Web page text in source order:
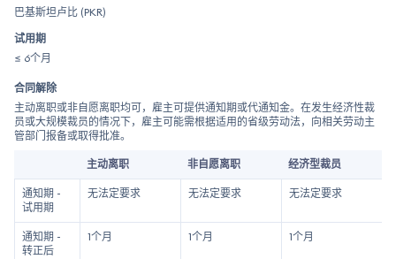
巴基斯坦卢比 (PKR)
试用期
≤ 6个月
合同解除
主动离职或非自愿离职均可，雇主可提供通知期或代通知金。在发生经济性裁
员或大规模裁员的情况下，雇主可能需根据适用的省级劳动法，向相关劳动主
管部门报备或取得批准。
主动离职 非自愿离职 经济型裁员
通知期 -
试用期
无法定要求 无法定要求 无法定要求
通知期 -
转正后
1个月 1个月 1个月